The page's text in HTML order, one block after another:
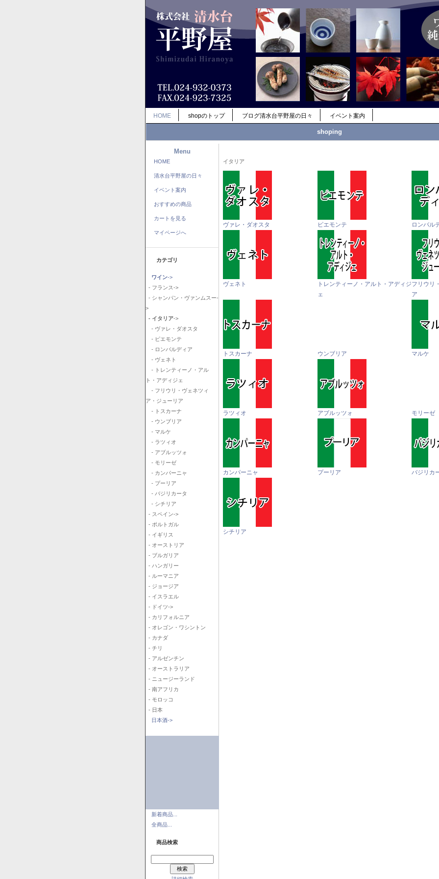
HOME shopのトップ ブログ清水台平野屋の日々 イベント案内
shoping
Menu
HOME
清水台平野屋の日々
イベント案内
おすすめの商品
カートを見る
マイページへ
カテゴリ
ワイン->
- フランス->
- シャンパン・ヴァンムスー-
>
- イタリア->
- ヴァレ・ダオスタ
- ピエモンテ
- ロンバルディア
- ヴェネト
- トレンティーノ・アル
ト・アディジェ
- フリウリ・ヴェネツィ
ア・ジューリア
- トスカーナ
- ウンブリア
- マルケ
- ラツィオ
- アブルッツォ
- モリーゼ
- カンパーニャ
- プーリア
- バジリカータ
- シチリア
- スペイン->
- ポルトガル
- イギリス
- オーストリア
- ブルガリア
- ハンガリー
- ルーマニア
- ジョージア
- イスラエル
- ドイツ->
- カリフォルニア
- オレゴン・ワシントン
- カナダ
- チリ
- アルゼンチン
- オーストラリア
- ニュージーランド
- 南アフリカ
- モロッコ
- 日本
日本酒->
新着商品...
全商品...
商品検索
イタリア
ヴァレ・ダオスタ ピエモンテ ロンバル
ヴェネト
トレンティーノ・アルト・アディジ
ェ
フリウリ
ア
トスカーナ ウンブリア マルケ
ラツィオ アブルッツォ モリーゼ
カンパーニャ プーリア バジリカ
シチリア